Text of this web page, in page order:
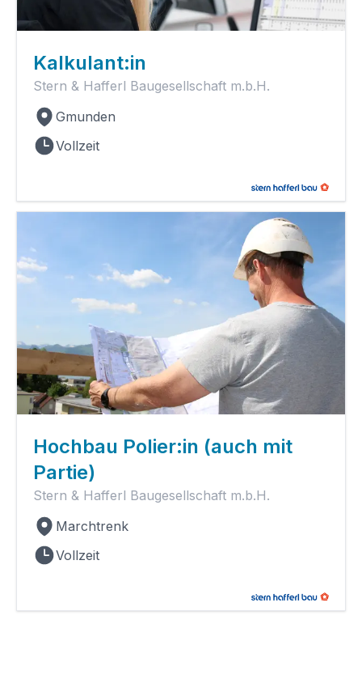
Kalkulant:in
Stern & Hafferl Baugesellschaft m.b.H.
Gmunden
Vollzeit
Hochbau Polier:in (auch mit
Partie)
Stern & Hafferl Baugesellschaft m.b.H.
Marchtrenk
Vollzeit